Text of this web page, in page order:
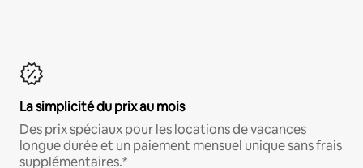
La simplicité du prix au mois
Des prix spéciaux pour les locations de vacances
longue durée et un paiement mensuel unique sans frais
supplémentaires.*